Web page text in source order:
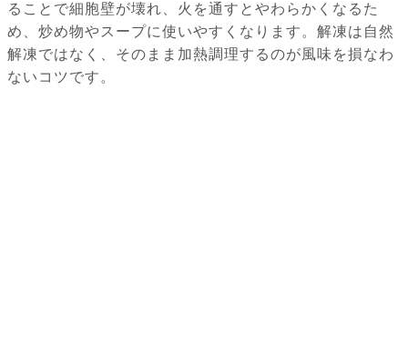
ることで細胞壁が壊れ、火を通すとやわらかくなるた
め、炒め物やスープに使いやすくなります。解凍は自然
解凍ではなく、そのまま加熱調理するのが風味を損なわ
ないコツです。